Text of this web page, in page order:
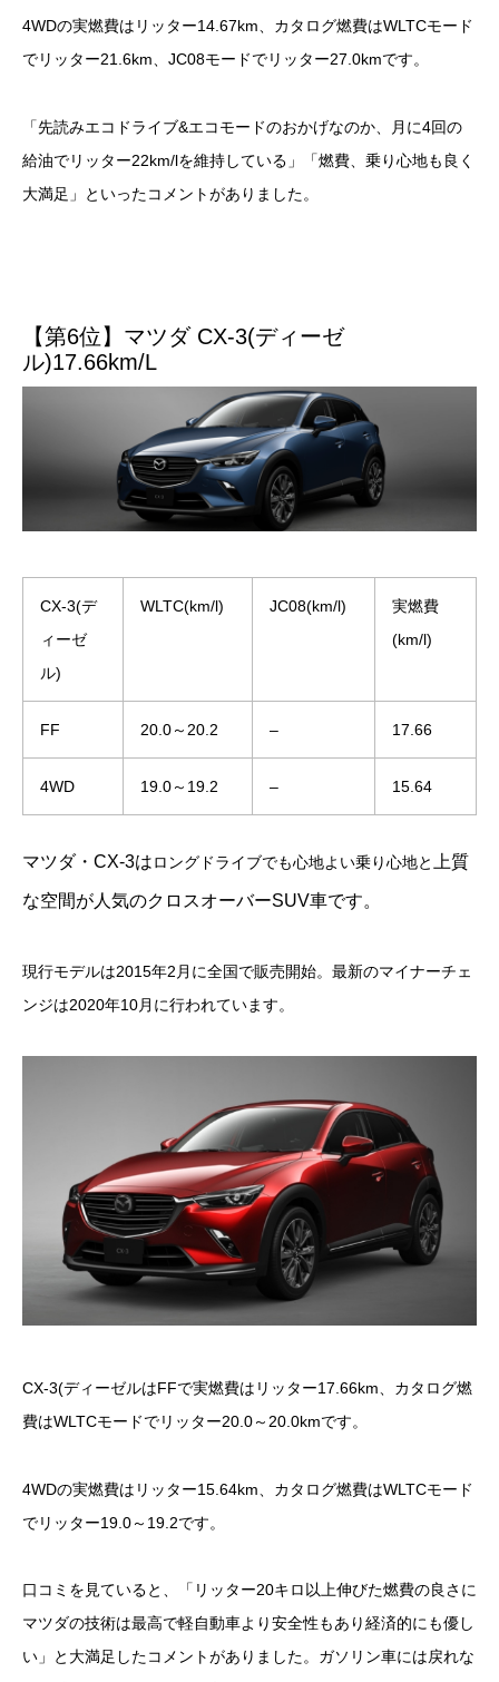
4WDの実燃費はリッター14.67km、カタログ燃費はWLTCモード
でリッター21.6km、JC08モードでリッター27.0kmです。
「先読みエコドライブ&エコモードのおかげなのか、月に4回の
給油でリッター22km/lを維持している」「燃費、乗り心地も良く
大満足」といったコメントがありました。
【第6位】マツダ CX-3(ディーゼ
ル)17.66km/L
CX-3(デ
ィーゼ
ル)
WLTC(km/l) JC08(km/l)
実燃費
(km/l)
FF 20.0～20.2 – 17.66
4WD 19.0～19.2 – 15.64
マツダ・CX-3はロングドライブでも心地よい乗り心地と 上質
な空間が人気のクロスオーバーSUV車です。
現行モデルは2015年2月に全国で販売開始。最新のマイナーチェ
ンジは2020年10月に行われています。
CX-3(ディーゼルはFFで実燃費はリッター17.66km、カタログ燃
費はWLTCモードでリッター20.0～20.0kmです。
4WDの実燃費はリッター15.64km、カタログ燃費はWLTCモード
でリッター19.0～19.2です。
口コミを見ていると、「リッター20キロ以上伸びた燃費の良さに
マツダの技術は最高で軽自動車より安全性もあり経済的にも優し
い」と大満足したコメントがありました。ガソリン車には戻れな